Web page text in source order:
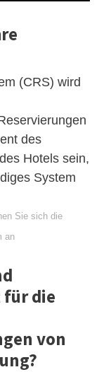
(CRS) wird
des
Hotels sein,
System
Sie sich die
an
die
von